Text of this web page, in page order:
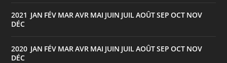
2021 JAN FÉV MAR AVR MAI JUIN JUIL AOÛTSEP OCT NOV
DÉC
2020 JAN FÉV MAR AVR MAI JUIN JUIL AOÛTSEP OCT NOV
DÉC